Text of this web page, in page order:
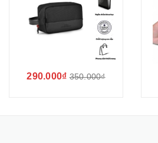
290.000₫ 350.000₫